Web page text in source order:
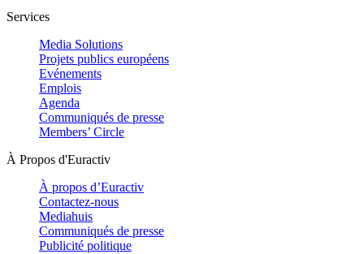
Services
Media Solutions
Projets publics européens
Evénements
Emplois
Agenda
Communiqués de presse
Members’ Circle
À Propos d'Euractiv
À propos d’Euractiv
Contactez-nous
Mediahuis
Communiqués de presse
Publicité politique